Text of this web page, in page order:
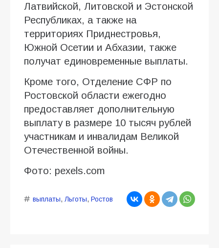
Латвийской, Литовской и Эстонской
Республиках, а также на
территориях Приднестровья,
Южной Осетии и Абхазии, также
получат единовременные выплаты.
Кроме того, Отделение СФР по
Ростовской области ежегодно
предоставляет дополнительную
выплату в размере 10 тысяч рублей
участникам и инвалидам Великой
Отечественной войны.
Фото: pexels.com
выплаты, Льготы, Ростов